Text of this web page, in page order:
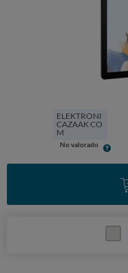
ELEKTRONI
CAZAAK CO
M
No valorado